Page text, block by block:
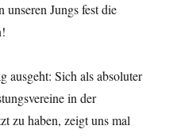
Jungs fest die
ausgeht: Sich als absoluter
in der
zu haben, zeigt uns mal